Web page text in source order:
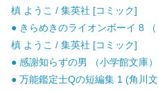
槙 ようこ / 集英社 [コミック]
● きらめきのライオンボーイ 8
槙 ようこ / 集英社 [コミック]
● 感謝知らずの男 （小学館文庫
● 万能鑑定士Qの短編集 1 (角川